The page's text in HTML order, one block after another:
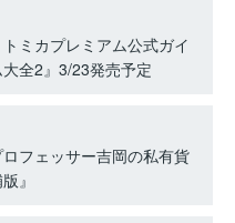
トミカプレミアム公式ガイ
全2』3/23発売予定
ロフェッサー吉岡の私有貨
』